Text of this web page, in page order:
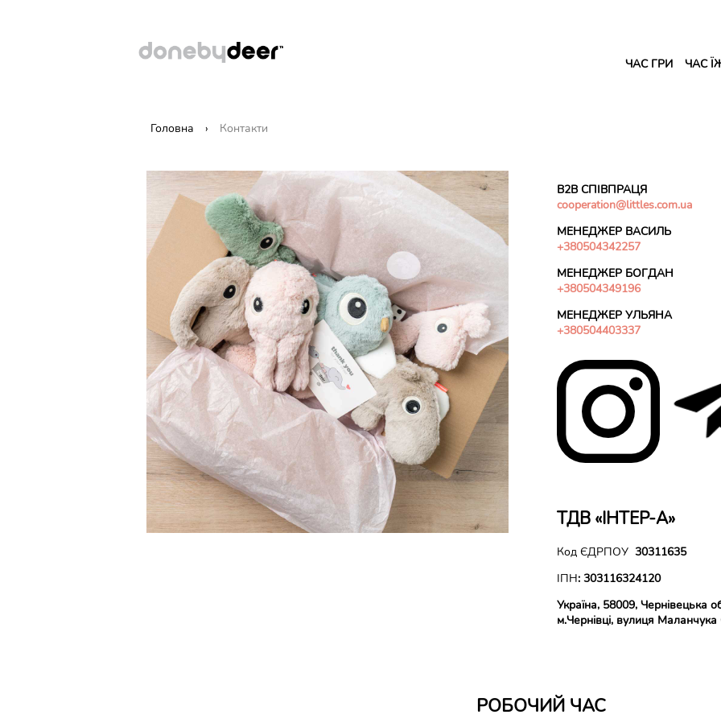
ЧАС ГРИ
ЧАС
Головна Контакти
B2B СПІВПРАЦЯ
cooperation@littles.com.ua
МЕНЕДЖЕР ВАСИЛЬ
+380504342257
МЕНЕДЖЕР БОГДАН
+380504349196
МЕНЕДЖЕР УЛЬЯНА
+380504403337
ТДВ «ІНТЕР-А»
Код ЄДРПОУ 30311635
ІПН: 303116324120
Україна, 58009, Чернівецька
м.Чернівці, вулиця
РОБОЧИЙ ЧАС